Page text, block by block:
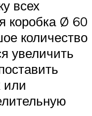
всех
коробка Ø 60
количество
увеличить
или